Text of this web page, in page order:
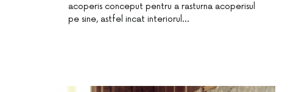
acoperis conceput pentru a rasturna acoperisul
pe sine, astfel incat interiorul…